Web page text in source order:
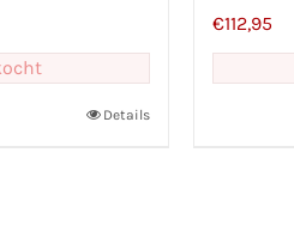
Details
€112,95